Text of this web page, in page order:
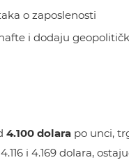
o zaposlenosti
i dodaju
4.100 dolara po unci,
i 4.169 dolara,